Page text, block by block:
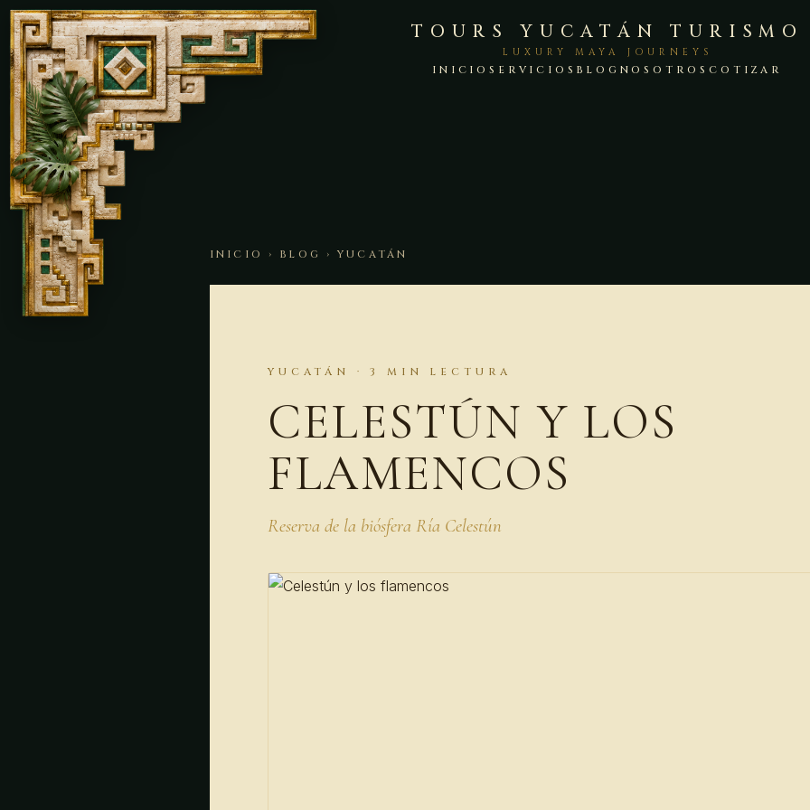
TOURS YUCATÁN TURISMO
LUXURY MAYA JOURNEYS
INICIOSERVICIOS BLOG NOSOTROS COTIZAR
INICIO › BLOG › YUCATÁN
YUCATÁN · 3 MIN LECTURA
CELESTÚN Y LOS
FLAMENCOS
Reserva de la biósfera Ría Celestún